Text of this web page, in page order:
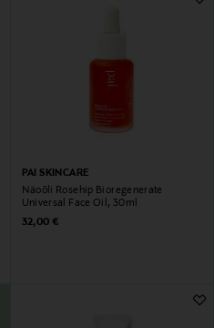
PAI SKINCARE
Näoõli Rosehip Bioregenerate
Universal Face Oil, 30ml
Original Price
32,00 €